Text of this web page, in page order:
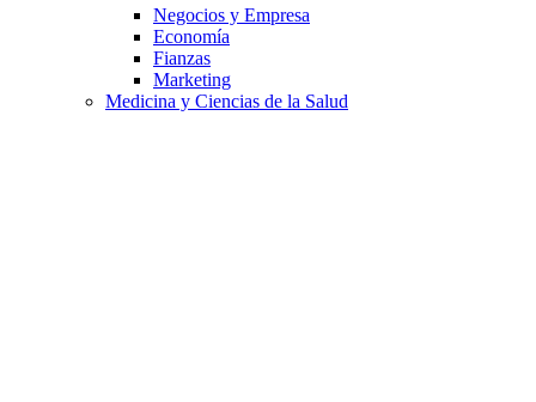
Negocios y Empresa
Economía
Fianzas
Marketing
Medicina y Ciencias de la Salud